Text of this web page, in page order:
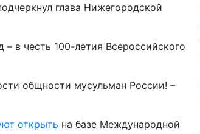
глава Нижегородской
в честь 100-летия Всероссийского
общности мусульман России! –
открыть на базе Международной